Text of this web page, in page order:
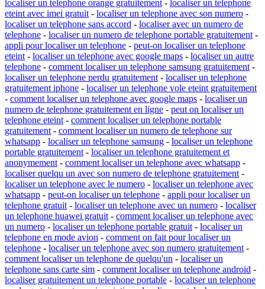
localiser un telephone orange gratuitement - localiser un telephone
eteint avec imei gratuit - localiser un telephone avec son numero -
localiser un telephone sans accord - localiser avec un numero de
telephone - localiser un numero de telephone portable gratuitement -
appli pour localiser un telephone - peut-on localiser un telephone
eteint - localiser un telephone avec google maps - localiser un autre
telephone - comment localiser un telephone samsung gratuitement -
localiser un telephone perdu gratuitement - localiser un telephone
gratuitement iphone - localiser un telephone vole eteint gratuitement
- comment localiser un telephone avec google maps - localiser un
numero de telephone gratuitement en ligne - peut on localiser un
telephone eteint - comment localiser un telephone portable
gratuitement - comment localiser un numero de telephone sur
whatsapp - localiser un telephone samsung - localiser un telephone
portable gratuitement - localiser un telephone gratuitement et
anonymement - comment localiser un telephone avec whatsapp -
localiser quelqu un avec son numero de telephone gratuitement -
localiser un telephone avec le numero - localiser un telephone avec
whatsapp - peut-on localiser un telephone - appli pour localiser un
telephone gratuit - localiser un telephone avec un numero - localiser
un telephone huawei gratuit - comment localiser un telephone avec
un numero - localiser un telephone portable gratuit - localiser un
telephone en mode avion - comment on fait pour localiser un
telephone - localiser un telephone avec son numero gratuitement -
comment localiser un telephone de quelqu'un - localiser un
telephone sans carte sim - comment localiser un telephone android -
localiser gratuitement un telephone portable - localiser un telephone